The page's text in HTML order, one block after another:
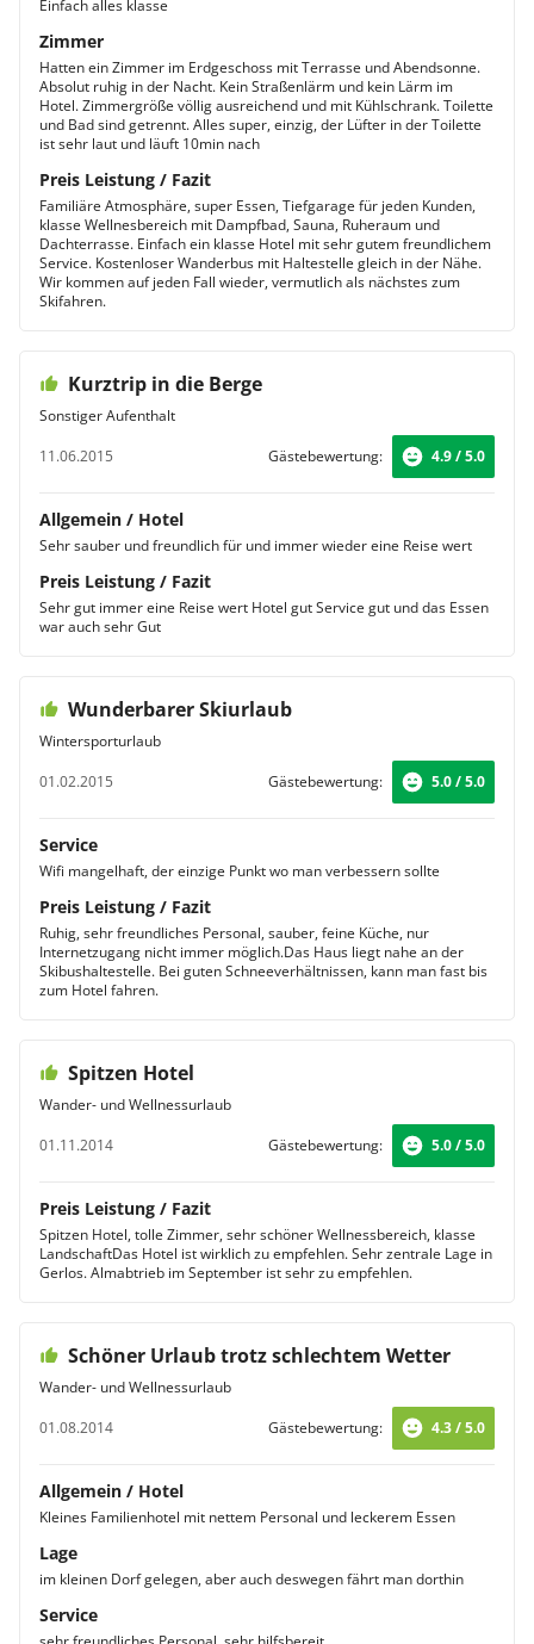
Einfach alles klasse
Zimmer
Hatten ein Zimmer im Erdgeschoss mit Terrasse und Abendsonne.
Absolut ruhig in der Nacht. Kein Straßenlärm und kein Lärm im
Hotel. Zimmergröße völlig ausreichend und mit Kühlschrank. Toilette
und Bad sind getrennt. Alles super, einzig, der Lüfter in der Toilette
ist sehr laut und läuft 10min nach
Preis Leistung / Fazit
Familiäre Atmosphäre, super Essen, Tiefgarage für jeden Kunden,
klasse Wellnesbereich mit Dampfbad, Sauna, Ruheraum und
Dachterrasse. Einfach ein klasse Hotel mit sehr gutem freundlichem
Service. Kostenloser Wanderbus mit Haltestelle gleich in der Nähe.
Wir kommen auf jeden Fall wieder, vermutlich als nächstes zum
Skifahren.
Kurztrip in die Berge
Sonstiger Aufenthalt
11.06.2015
Gästebewertung: 4.9 / 5.0
Allgemein / Hotel
Sehr sauber und freundlich für und immer wieder eine Reise wert
Preis Leistung / Fazit
Sehr gut immer eine Reise wert Hotel gut Service gut und das Essen
war auch sehr Gut
Wunderbarer Skiurlaub
Wintersporturlaub
01.02.2015
Gästebewertung: 5.0 / 5.0
Service
Wifi mangelhaft, der einzige Punkt wo man verbessern sollte
Preis Leistung / Fazit
Ruhig, sehr freundliches Personal, sauber, feine Küche, nur
Internetzugang nicht immer möglich.Das Haus liegt nahe an der
Skibushaltestelle. Bei guten Schneeverhältnissen, kann man fast bis
zum Hotel fahren.
Spitzen Hotel
Wander- und Wellnessurlaub
01.11.2014
Gästebewertung: 5.0 / 5.0
Preis Leistung / Fazit
Spitzen Hotel, tolle Zimmer, sehr schöner Wellnessbereich, klasse
LandschaftDas Hotel ist wirklich zu empfehlen. Sehr zentrale Lage in
Gerlos. Almabtrieb im September ist sehr zu empfehlen.
Schöner Urlaub trotz schlechtem Wetter
Wander- und Wellnessurlaub
01.08.2014
Gästebewertung: 4.3 / 5.0
Allgemein / Hotel
Kleines Familienhotel mit nettem Personal und leckerem Essen
Lage
im kleinen Dorf gelegen, aber auch deswegen fährt man dorthin
Service